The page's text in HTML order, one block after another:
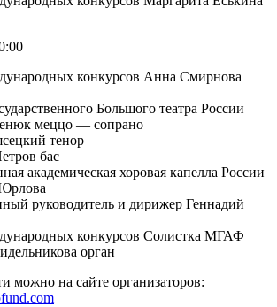
конкурсов Анна Смирнова
Большого театра России
меццо — сопрано
тенор
бас
академическая хоровая капелла России
руководитель и дирижер Геннадий
конкурсов Солистка МГАФ
орган
можно на сайте организаторов: